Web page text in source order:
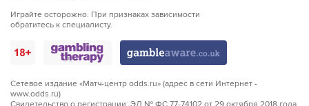
Играйте осторожно. При признаках зависимости
обратитесь к специалисту.
Сетевое издание «Матч-центр odds.ru» (адрес в сети Интернет -
www.odds.ru)